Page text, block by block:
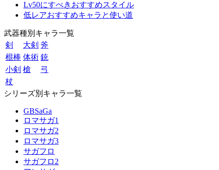
Lv50にすべきおすすめスタイル
低レアおすすめキャラと使い道
武器種別キャラ一覧
剣
大剣 斧
棍棒 体術 銃
小剣 槍
弓
杖
シリーズ別キャラ一覧
GBSaGa
ロマサガ1
ロマサガ2
ロマサガ3
サガフロ
サガフロ2